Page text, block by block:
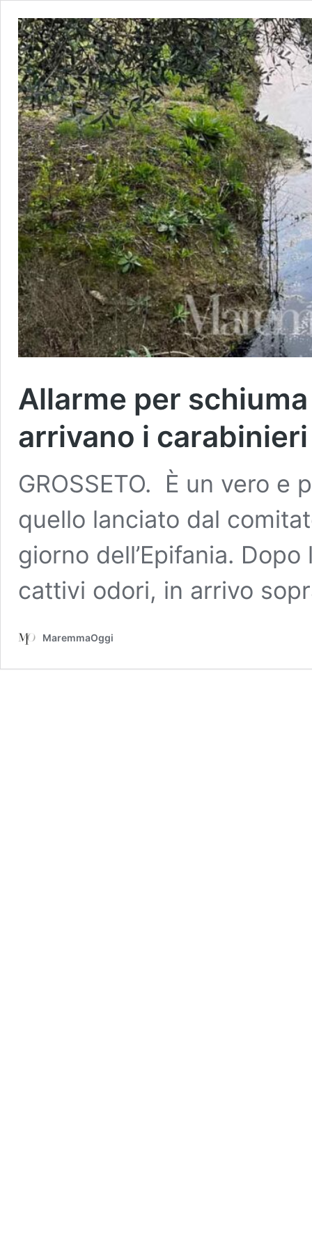
Allarme per
arrivano i carabinieri
GROSSETO. È un vero e
quello lanciato dal
giorno dell’Epifania.
cattivi odori, in arrivo
MaremmaOggi